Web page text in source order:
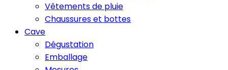
Vêtements de pluie
Chaussures et bottes
Cave
Dégustation
Emballage